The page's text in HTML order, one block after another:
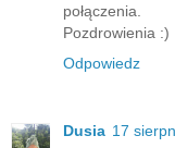
połączenia.
Pozdrowienia :)
Odpowiedz
Dusia 17